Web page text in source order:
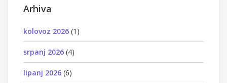
Arhiva
kolovoz 2026 (1)
srpanj 2026 (4)
lipanj 2026 (6)